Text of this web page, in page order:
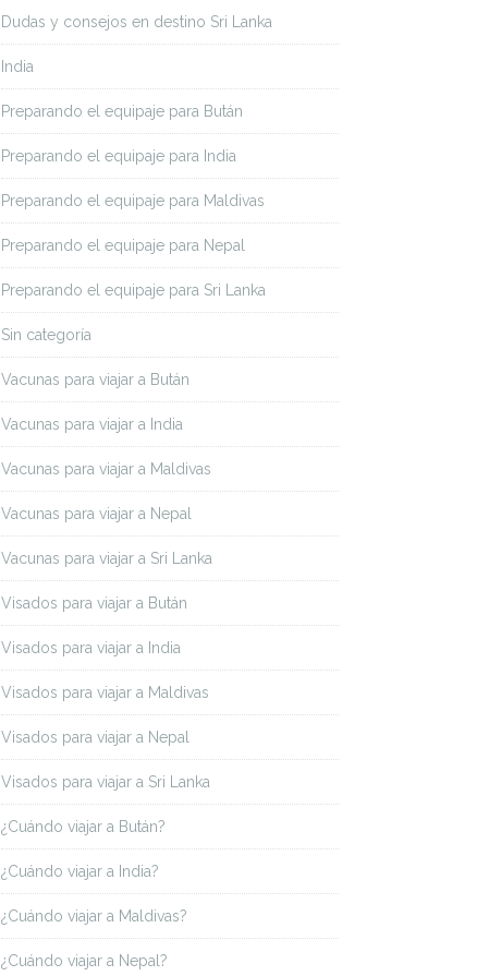
Dudas y consejos en destino Sri Lanka
India
Preparando el equipaje para Bután
Preparando el equipaje para India
Preparando el equipaje para Maldivas
Preparando el equipaje para Nepal
Preparando el equipaje para Sri Lanka
Sin categoría
Vacunas para viajar a Bután
Vacunas para viajar a India
Vacunas para viajar a Maldivas
Vacunas para viajar a Nepal
Vacunas para viajar a Sri Lanka
Visados para viajar a Bután
Visados para viajar a India
Visados para viajar a Maldivas
Visados para viajar a Nepal
Visados para viajar a Sri Lanka
¿Cuándo viajar a Bután?
¿Cuándo viajar a India?
¿Cuándo viajar a Maldivas?
¿Cuándo viajar a Nepal?